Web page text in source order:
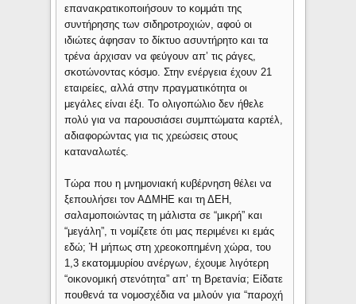
επανακρατικοποιήσουν το κομμάτι της
συντήρησης των σιδηροτροχιών, αφού οι
ιδιώτες άφησαν το δίκτυο ασυντήρητο και τα
τρένα άρχισαν να φεύγουν απ’ τις ράγες,
σκοτώνοντας κόσμο. Στην ενέργεια έχουν 21
εταιρείες, αλλά στην πραγματικότητα οι
μεγάλες είναι έξι. Το ολιγοπώλιο δεν ήθελε
πολύ για να παρουσιάσει συμπτώματα καρτέλ,
αδιαφορώντας για τις χρεώσεις στους
καταναλωτές.
Τώρα που η μνημονιακή κυβέρνηση θέλει να
ξεπουλήσει τον ΑΔΜΗΕ και τη ΔΕΗ,
σαλαμοποιώντας τη μάλιστα σε “μικρή” και
“μεγάλη”, τι νομίζετε ότι μας περιμένει κι εμάς
εδώ; Ή μήπως στη χρεοκοπημένη χώρα, του
1,3 εκατομμυρίου ανέργων, έχουμε λιγότερη
“οικονομική στενότητα” απ’ τη Βρετανία; Είδατε
πουθενά τα νομοσχέδια να μιλούν για “παροχή